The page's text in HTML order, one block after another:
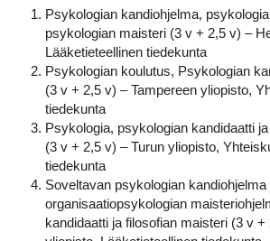
Psykologian kandiohjelma,
psykologian maisteri (3 v + 2,5 v) –
Lääketieteellinen tiedekunta
Psykologian koulutus, Psykologian
(3 v + 2,5 v) – Tampereen yliopisto,
tiedekunta
Psykologia, psykologian kandidaatti
(3 v + 2,5 v) – Turun yliopisto,
tiedekunta
Soveltavan psykologian kandiohjelma
organisaatiopsykologian
kandidaatti ja filosofian maisteri (3 v